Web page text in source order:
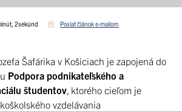
2sekúnd Poslať článok e-mailom
Šafárika v Košiciach je zapojená do
Podpora podnikateľského a
študentov , ktorého cieľom je
vzdelávania